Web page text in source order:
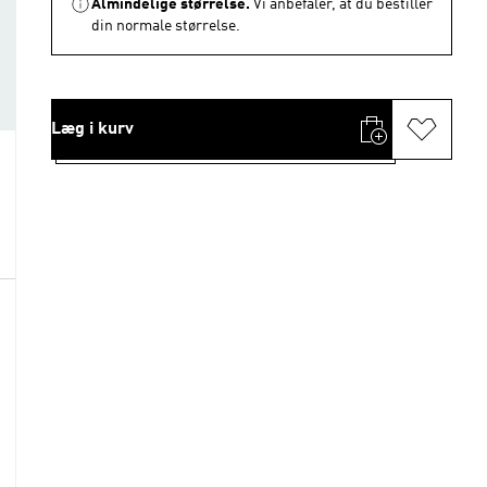
Almindelige størrelse. Vi anbefaler, at du bestiller
din normale størrelse.
Læg i kurv